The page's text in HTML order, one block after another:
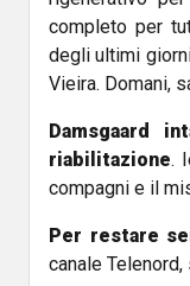
completo per
degli ultimi
Vieira. Domani,
Damsgaard
riabilitazione.
compagni e il
Per restare
canale Telenord,